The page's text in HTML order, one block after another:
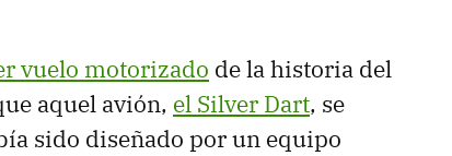
vuelo motorizado de la historia del
aquel avión, el Silver Dart, se
sido diseñado por un equipo